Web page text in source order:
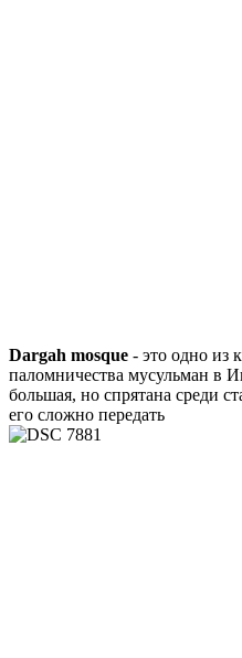
Dargah mosque - это одно из
паломничества мусульман в
большая, но спрятана среди
его сложно передать